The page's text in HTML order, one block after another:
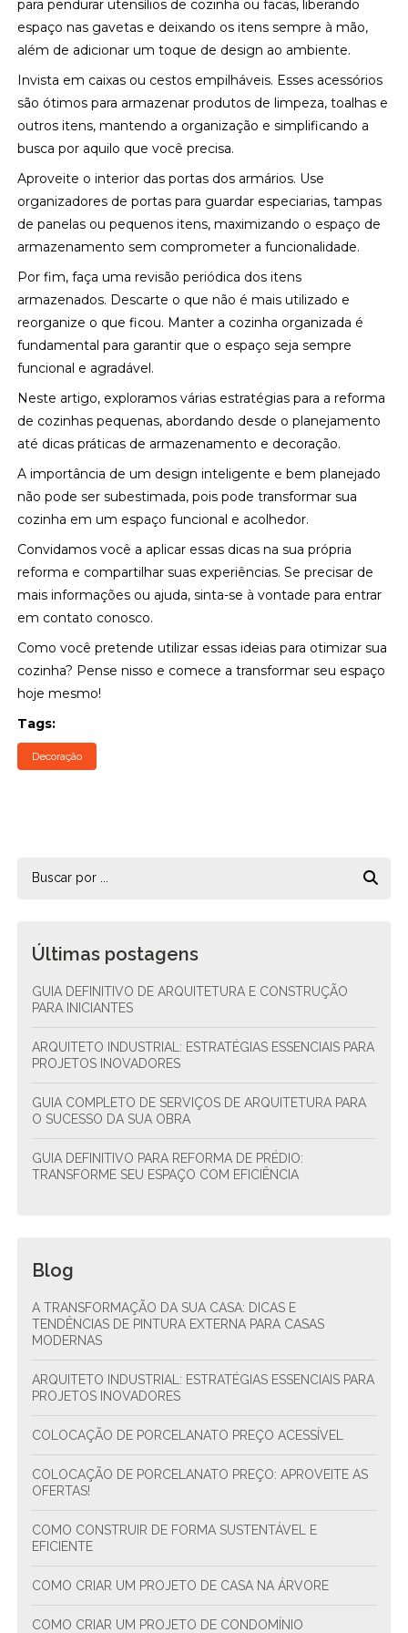
para pendurar utensílios de cozinha ou facas, liberando
espaço nas gavetas e deixando os itens sempre à mão,
além de adicionar um toque de design ao ambiente.
Invista em caixas ou cestos empilháveis. Esses acessórios
são ótimos para armazenar produtos de limpeza, toalhas e
outros itens, mantendo a organização e simplificando a
busca por aquilo que você precisa.
Aproveite o interior das portas dos armários. Use
organizadores de portas para guardar especiarias, tampas
de panelas ou pequenos itens, maximizando o espaço de
armazenamento sem comprometer a funcionalidade.
Por fim, faça uma revisão periódica dos itens
armazenados. Descarte o que não é mais utilizado e
reorganize o que ficou. Manter a cozinha organizada é
fundamental para garantir que o espaço seja sempre
funcional e agradável.
Neste artigo, exploramos várias estratégias para a reforma
de cozinhas pequenas, abordando desde o planejamento
até dicas práticas de armazenamento e decoração.
A importância de um design inteligente e bem planejado
não pode ser subestimada, pois pode transformar sua
cozinha em um espaço funcional e acolhedor.
Convidamos você a aplicar essas dicas na sua própria
reforma e compartilhar suas experiências. Se precisar de
mais informações ou ajuda, sinta-se à vontade para entrar
em contato conosco.
Como você pretende utilizar essas ideias para otimizar sua
cozinha? Pense nisso e comece a transformar seu espaço
hoje mesmo!
Tags:
Decoração
Últimas postagens
GUIA DEFINITIVO DE ARQUITETURA E CONSTRUÇÃO
PARA INICIANTES
ARQUITETO INDUSTRIAL: ESTRATÉGIAS ESSENCIAIS PARA
PROJETOS INOVADORES
GUIA COMPLETO DE SERVIÇOS DE ARQUITETURA PARA
O SUCESSO DA SUA OBRA
GUIA DEFINITIVO PARA REFORMA DE PRÉDIO:
TRANSFORME SEU ESPAÇO COM EFICIÊNCIA
Blog
A TRANSFORMAÇÃO DA SUA CASA: DICAS E
TENDÊNCIAS DE PINTURA EXTERNA PARA CASAS
MODERNAS
ARQUITETO INDUSTRIAL: ESTRATÉGIAS ESSENCIAIS PARA
PROJETOS INOVADORES
COLOCAÇÃO DE PORCELANATO PREÇO ACESSÍVEL
COLOCAÇÃO DE PORCELANATO PREÇO: APROVEITE AS
OFERTAS!
COMO CONSTRUIR DE FORMA SUSTENTÁVEL E
EFICIENTE
COMO CRIAR UM PROJETO DE CASA NA ÁRVORE
COMO CRIAR UM PROJETO DE CONDOMÍNIO